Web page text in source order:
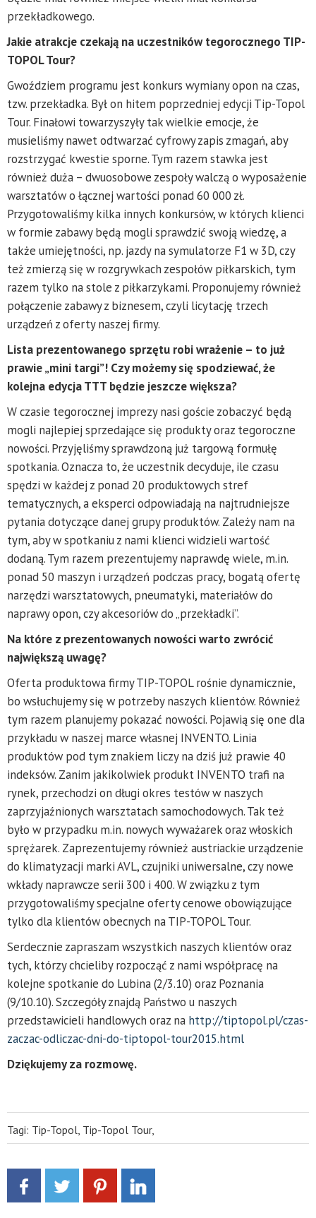
przekładkowego.
Jakie atrakcje czekają na uczestników tegorocznego TIP-
TOPOL Tour?
Gwoździem programu jest konkurs wymiany opon na czas,
tzw. przekładka. Był on hitem poprzedniej edycji Tip-Topol
Tour. Finałowi towarzyszyły tak wielkie emocje, że
musieliśmy nawet odtwarzać cyfrowy zapis zmagań, aby
rozstrzygać kwestie sporne. Tym razem stawka jest
również duża – dwuosobowe zespoły walczą o wyposażenie
warsztatów o łącznej wartości ponad 60 000 zł.
Przygotowaliśmy kilka innych konkursów, w których klienci
w formie zabawy będą mogli sprawdzić swoją wiedzę, a
także umiejętności, np. jazdy na symulatorze F1 w 3D, czy
też zmierzą się w rozgrywkach zespołów piłkarskich, tym
razem tylko na stole z piłkarzykami. Proponujemy również
połączenie zabawy z biznesem, czyli licytację trzech
urządzeń z oferty naszej firmy.
Lista prezentowanego sprzętu robi wrażenie – to już
prawie „mini targi”! Czy możemy się spodziewać, że
kolejna edycja TTT będzie jeszcze większa?
W czasie tegorocznej imprezy nasi goście zobaczyć będą
mogli najlepiej sprzedające się produkty oraz tegoroczne
nowości. Przyjęliśmy sprawdzoną już targową formułę
spotkania. Oznacza to, że uczestnik decyduje, ile czasu
spędzi w każdej z ponad 20 produktowych stref
tematycznych, a eksperci odpowiadają na najtrudniejsze
pytania dotyczące danej grupy produktów. Zależy nam na
tym, aby w spotkaniu z nami klienci widzieli wartość
dodaną. Tym razem prezentujemy naprawdę wiele, m.in.
ponad 50 maszyn i urządzeń podczas pracy, bogatą ofertę
narzędzi warsztatowych, pneumatyki, materiałów do
naprawy opon, czy akcesoriów do „przekładki”.
Na które z prezentowanych nowości warto zwrócić
największą uwagę?
Oferta produktowa firmy TIP-TOPOL rośnie dynamicznie,
bo wsłuchujemy się w potrzeby naszych klientów. Również
tym razem planujemy pokazać nowości. Pojawią się one dla
przykładu w naszej marce własnej INVENTO. Linia
produktów pod tym znakiem liczy na dziś już prawie 40
indeksów. Zanim jakikolwiek produkt INVENTO trafi na
rynek, przechodzi on długi okres testów w naszych
zaprzyjaźnionych warsztatach samochodowych. Tak też
było w przypadku m.in. nowych wyważarek oraz włoskich
sprężarek. Zaprezentujemy również austriackie urządzenie
do klimatyzacji marki AVL, czujniki uniwersalne, czy nowe
wkłady naprawcze serii 300 i 400. W związku z tym
przygotowaliśmy specjalne oferty cenowe obowiązujące
tylko dla klientów obecnych na TIP-TOPOL Tour.
Serdecznie zapraszam wszystkich naszych klientów oraz
tych, którzy chcieliby rozpocząć z nami współpracę na
kolejne spotkanie do Lubina (2/3.10) oraz Poznania
(9/10.10). Szczegóły znajdą Państwo u naszych
przedstawicieli handlowych oraz na http://tiptopol.pl/czas-
zaczac-odliczac-dni-do-tiptopol-tour2015.html
Dziękujemy za rozmowę.
Tagi: Tip-Topol, Tip-Topol Tour,